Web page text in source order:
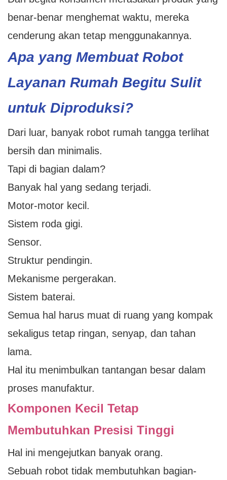
benar-benar menghemat waktu, mereka
cenderung akan tetap menggunakannya.
Apa yang Membuat Robot
Layanan Rumah Begitu Sulit
untuk Diproduksi?
Dari luar, banyak robot rumah tangga terlihat
bersih dan minimalis.
Tapi di bagian dalam?
Banyak hal yang sedang terjadi.
Motor-motor kecil.
Sistem roda gigi.
Sensor.
Struktur pendingin.
Mekanisme pergerakan.
Sistem baterai.
Semua hal harus muat di ruang yang kompak
sekaligus tetap ringan, senyap, dan tahan
lama.
Hal itu menimbulkan tantangan besar dalam
proses manufaktur.
Komponen Kecil Tetap
Membutuhkan Presisi Tinggi
Hal ini mengejutkan banyak orang.
Sebuah robot tidak membutuhkan bagian-